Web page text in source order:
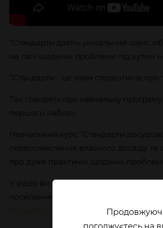
"Стандарти дають унікальний шанс
на свої щоденні проблеми під кутом
"Стандарти - це злам стереотипів
Так говорять про навчальну
першого набору.
Навчальний курс "Стандарти
переосмислення власного досвіду
про дуже практичні щоденні
У відео ви зможете переглянути
посилання на брошуру з детальною
https://drive.google.com/file/d/1jPet...
погоджуєтесь на